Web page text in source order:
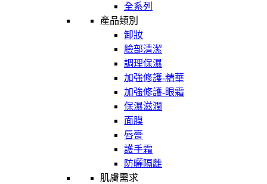
全系列
產品類別
卸妝
臉部清潔
調理保濕
加強修護-精華
加強修護-眼霜
保濕滋潤
面膜
唇膏
護手霜
防曬隔離
肌膚需求